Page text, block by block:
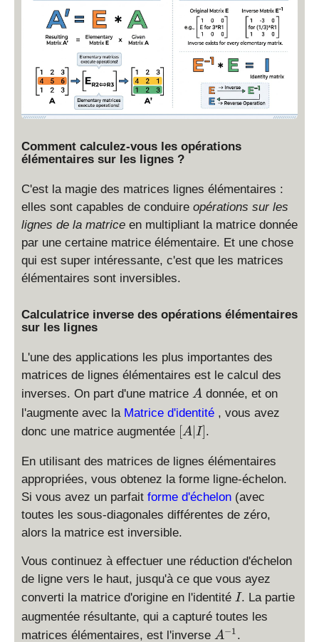
_
p
\
h
o
R
_
q
Comment calculez-vous les opérations
élémentaires sur les lignes ?
C'est la magie des matrices lignes élémentaires :
elles sont capables de conduire opérations sur les
lignes de la matrice en multipliant la matrice donnée
par une certaine matrice élémentaire. Et une chose
qui est super intéressante, c'est que les matrices
élémentaires sont inversibles.
Calculatrice inverse des opérations élémentaires
sur les lignes
L'une des applications les plus importantes des
matrices de lignes élémentaires est le calcul des
inverses. On part d'une matrice A
A donnée, et on
l'augmente avec la Matrice d'identité , vous avez
donc une matrice augmentée [
|
I]
[A I].
En utilisant des matrices de lignes élémentaires
appropriées, vous obtenez la forme ligne-échelon.
Si vous avez un parfait forme d'échelon (avec
toutes les sous-diagonales différentes de zéro,
alors la matrice est inversible.
Vous continuez à effectuer une réduction d'échelon
de ligne vers le haut, jusqu'à ce que vous ayez
converti la matrice d'origine en l'identité I
I. La partie
augmentée résultante, qui a capturé toutes les
matrices élémentaires, est l'inverse A
A−1.